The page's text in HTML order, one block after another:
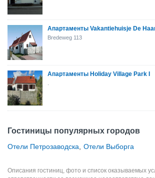
Апартаменты Vakantiehuisje De
Bredeweg 113
Апартаменты Holiday Village Park I
Гостиницы популярных городов
Отели Петрозаводска Отели Выборга
Описания гостиниц, фото и список оказываемых